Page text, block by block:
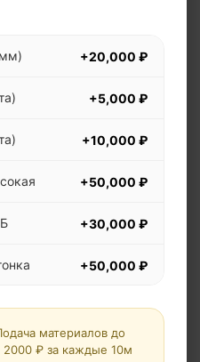
+20,000 ₽
+5,000 ₽
+10,000 ₽
+50,000 ₽
+30,000 ₽
+50,000 ₽
+5,000 ₽
+10,000 ₽
материалов до
₽ за каждые 10м